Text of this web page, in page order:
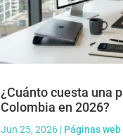
¿Cuánto cuesta una
Colombia en 2026?
Jun 25, 2026| Páginas web